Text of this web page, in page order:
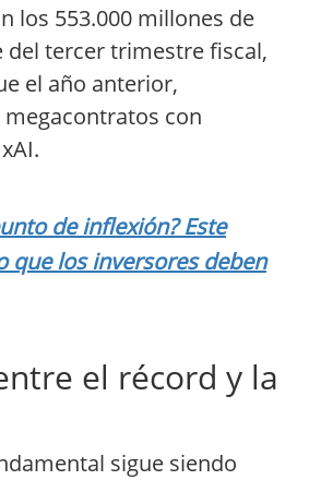
los 553.000 millones de
del tercer trimestre fiscal,
el año anterior,
con
de inflexión? Este
que los inversores deben
el récord y la
sigue siendo